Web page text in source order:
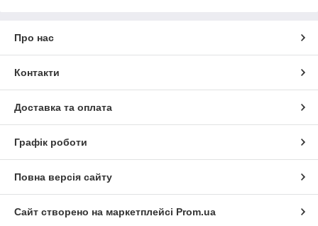
Про нас
Контакти
Доставка та оплата
Графік роботи
Повна версія сайту
Сайт створено на маркетплейсі Prom.ua